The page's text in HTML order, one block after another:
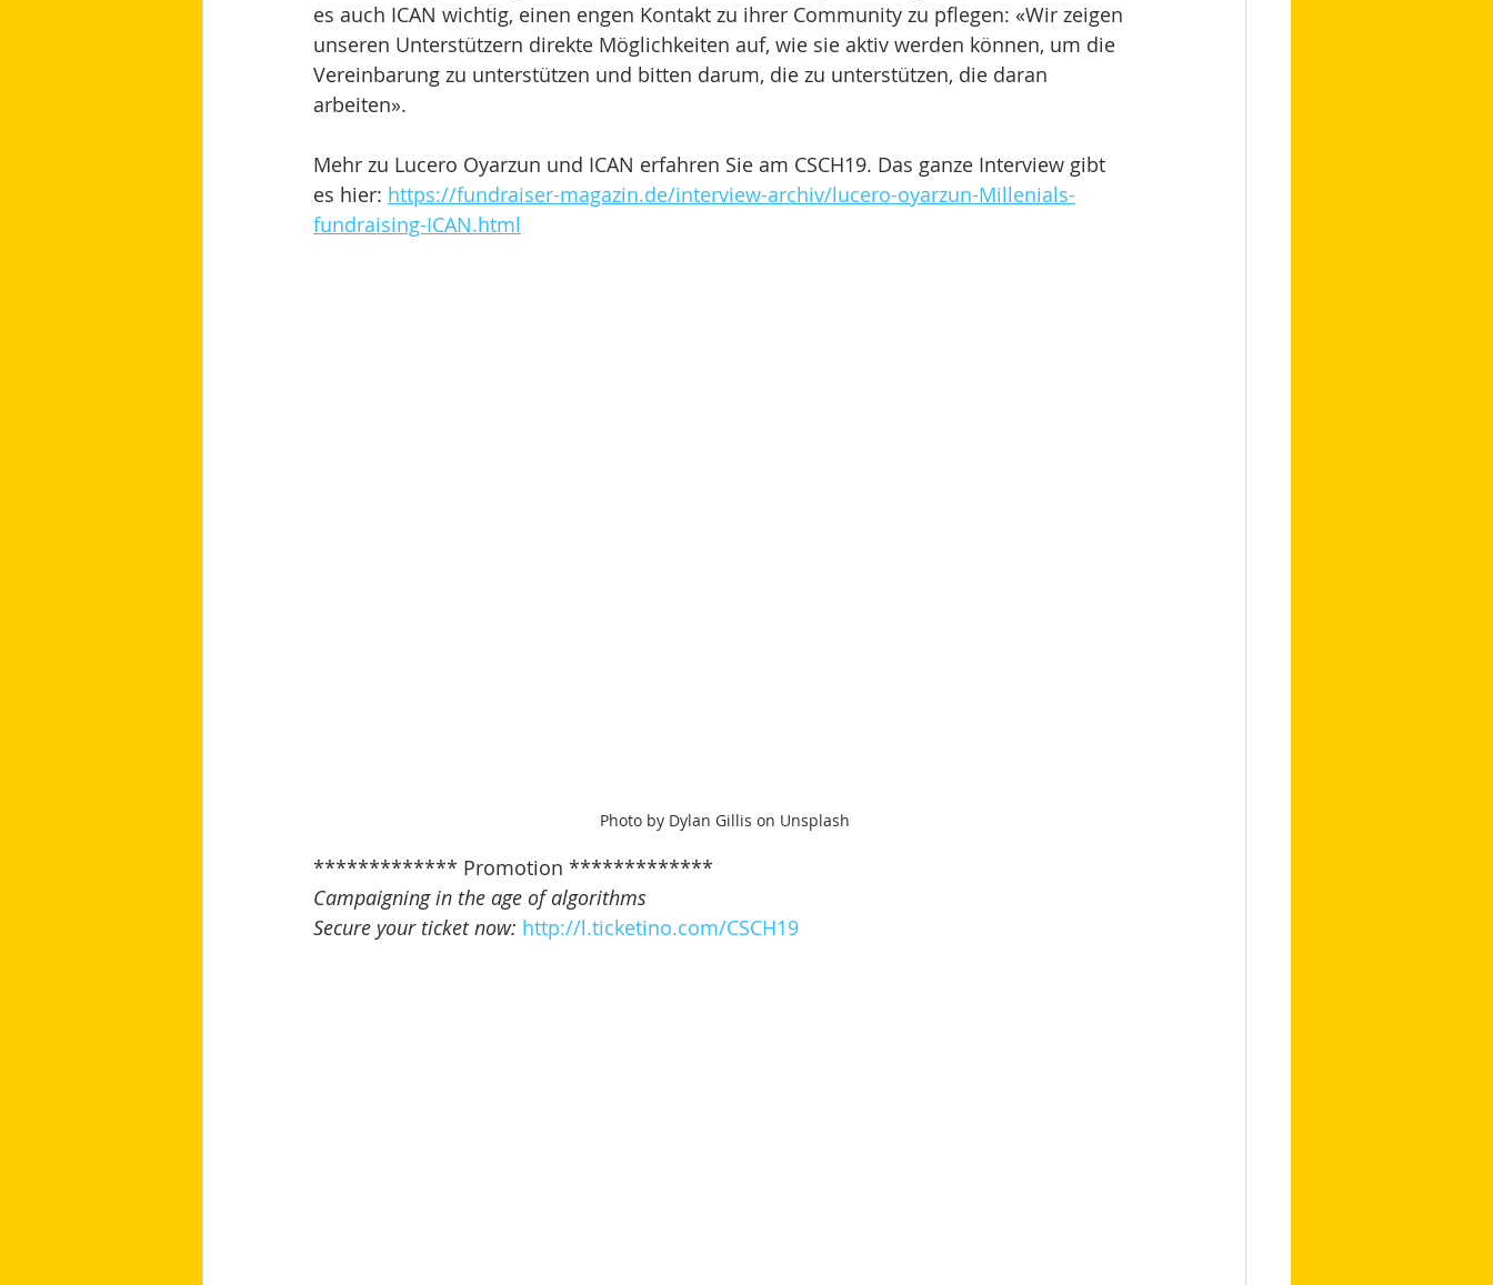
es auch ICAN wichtig, einen engen Kontakt zu ihrer Community zu pflegen: «Wir zeigen
unseren Unterstützern direkte Möglichkeiten auf, wie sie aktiv werden können, um die
Vereinbarung zu unterstützen und bitten darum, die zu unterstützen, die daran
arbeiten».
Mehr zu Lucero Oyarzun und ICAN erfahren Sie am CSCH19. Das ganze Interview gibt
es hier: https://fundraiser-magazin.de/interview-archiv/lucero-oyarzun-Millenials-
fundraising-ICAN.html
Photo by Dylan Gillis on Unsplash
************* Promotion *************
Campaigning in the age of algorithms
Secure your ticket now: http://l.ticketino.com/CSCH19